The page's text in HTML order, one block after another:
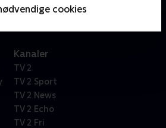
cookies
Kanaler
TV 2
TV 2 Sport
TV 2 News
TV 2 Echo
TV 2 Fri